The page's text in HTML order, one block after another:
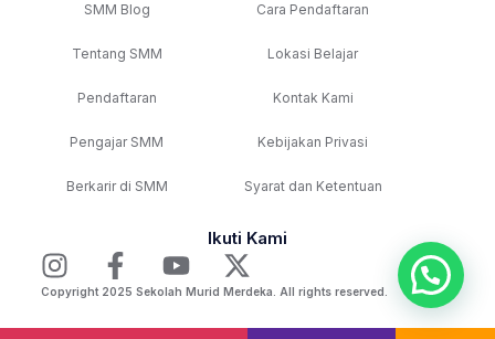
SMM Blog
Tentang SMM
Pendaftaran
Pengajar SMM
Berkarir di SMM
Cara Pendaftaran
Lokasi Belajar
Kontak Kami
Kebijakan Privasi
Syarat dan Ketentuan
Ikuti Kami
Copyright 2025 Sekolah Murid Merdeka. All rights reserved.